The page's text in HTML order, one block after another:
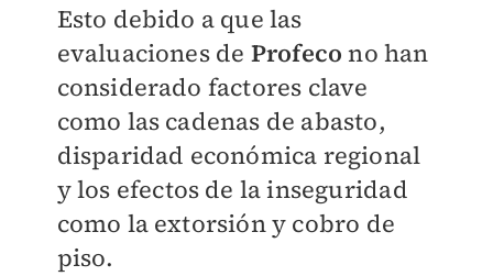
Esto debido a que las
evaluaciones de Profecono han
considerado factores clave
como las cadenas de abasto,
disparidad económica regional
y los efectos de la inseguridad
como la extorsión y cobro de
piso.